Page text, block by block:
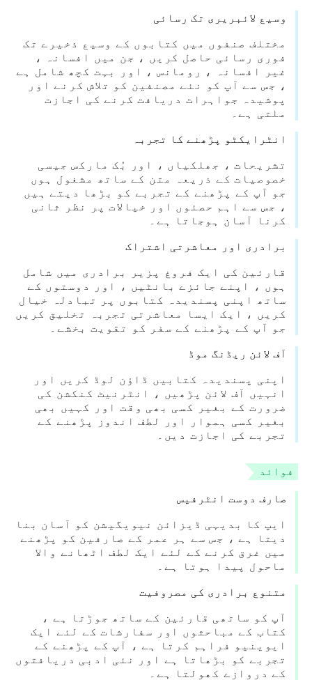
وسیع لائبریری تک رسائی
مختلف صنفوں میں کتابوں کے وسیع ذخیرے تک
فوری رسائی حاصل کریں ، جن میں افسانہ ،
غیر افسانہ ، رومانس ، اور بہت کچھ شامل ہے
، جس سے آپ کو نئے مصنفین کو تلاش کرنے اور
پوشیدہ جواہرات دریافت کرنے کی اجازت
ملتی ہے۔
انٹرایکٹو پڑھنے کا تجربہ
تشریحات ، جھلکیاں ، اور بُک مارکس جیسی
خصوصیات کے ذریعہ متن کے ساتھ مشغول ہوں
جو آپ کے پڑھنے کے تجربے کو بڑھا دیتے ہیں
، جس سے اہم حصئوں اور خیالات پر نظر ثانی
کرنا آسان ہوجاتا ہے۔
برادری اور معاشرتی اشتراک
قارئین کی ایک فروغ پزیر برادری میں شامل
ہوں ، اپنے جائزے بانٹیں ، اور دوستوں کے
ساتھ اپنی پسندیدہ کتابوں پر تبادلہ خیال
کریں ، ایک ایسا معاشرتی تجربہ تخلیق کریں
جو آپ کے پڑھنے کے سفر کو تقویت بخشے۔
آف لائن ریڈنگ موڈ
اپنی پسندیدہ کتابیں ڈاؤن لوڈ کریں اور
انہیں آف لائن پڑھیں ، انٹرنیٹ کنکشن کی
ضرورت کے بغیر کسی بھی وقت اور کہیں بھی
بغیر کسی ہموار اور لطف اندوز پڑھنے کے
تجربے کی اجازت دیں۔
فوائد
صارف دوست انٹرفیس
ایپ کا بدیہی ڈیزائن نیویگیشن کو آسان بنا
دیتا ہے ، جس سے ہر عمر کے صارفین کو پڑھنے
میں غرق کرنے کے لئے ایک لطف اٹھانے والا
ماحول پیدا ہوتا ہے۔
متنوع برادری کی مصروفیت
آپ کو ساتھی قارئین کے ساتھ جوڑتا ہے ،
کتاب کے مباحثوں اور سفارشات کے لئے ایک
ایوینیو فراہم کرتا ہے ، آپ کے پڑھنے کے
تجربے کو بڑھاتا ہے اور نئی ادبی دریافتوں
کے دروازے کھولتا ہے۔